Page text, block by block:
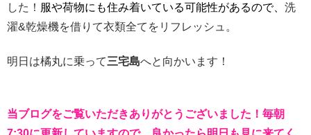
した！ 服や荷物にも住み着いている可能性があるので、 洗
濯&乾燥機を借りて衣類全てをリフレッシュ。
明日は橘丸に乗って三宅島へと向かいます！
当ブログをご覧いただきありがとうございました！毎朝